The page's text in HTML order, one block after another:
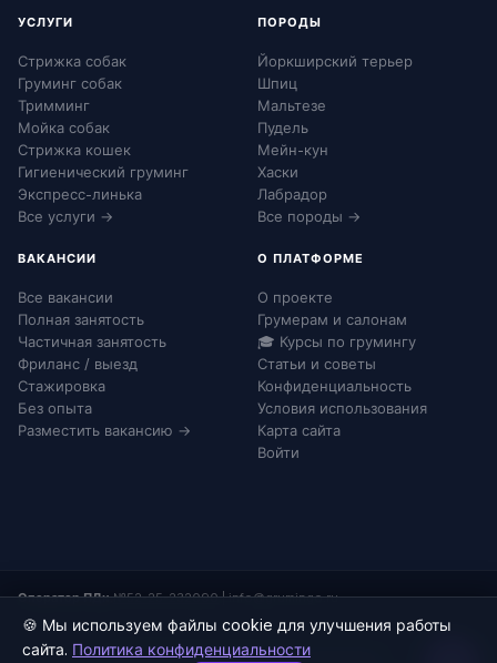
🍪 Мы используем файлы cookie для улучшения работы
сайта. Политика конфиденциальности
УСЛУГИ
Стрижка собак
Груминг собак
Тримминг
Мойка собак
Стрижка кошек
Гигиенический груминг
Экспресс-линька
Все услуги →
ПОРОДЫ
Йоркширский терьер
Шпиц
Мальтезе
Пудель
Мейн-кун
Хаски
Лабрадор
Все породы →
ВАКАНСИИ
Все вакансии
Полная занятость
Частичная занятость
Фриланс / выезд
Стажировка
Без опыта
Разместить вакансию →
О ПЛАТФОРМЕ
О проекте
Грумерам и салонам
🎓 Курсы по грумингу
Статьи и советы
Конфиденциальность
Условия использования
Карта сайта
Войти
Оператор ПДн:№52-25-232090|info@grumingo.ru
© 2026 Груминго. Все права защищены.